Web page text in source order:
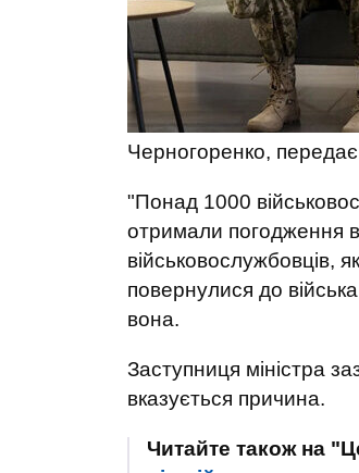
Черногоренко, передає
"Понад 1000
отримали погодження
військовослужбовців,
повернулися до
вона.
Заступниця міністра
вказується причина.
Читайте також на